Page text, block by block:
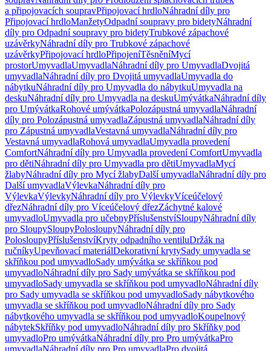
a připojovacích soupravPřipojovací hrdloNáhradní díly pro
Připojovací hrdloManžetyOdpadní soupravy pro bidetyNáhradní
díly pro Odpadní soupravy pro bidetyTrubkové zápachové
uzávěrkyNáhradní díly pro Trubkové zápachové
uzávěrkyPřipojovací hrdloPřipojeníTěsněníMycí
prostorUmyvadlaUmyvadlaNáhradní díly pro UmyvadlaDvojitá
umyvadlaNáhradní díly pro Dvojitá umyvadlaUmyvadla do
nábytkuNáhradní díly pro Umyvadla do nábytkuUmyvadla na
deskuNáhradní díly pro Umyvadla na deskuUmývátkaNáhradní díly
pro UmývátkaRohové umývátkaPolozápustná umyvadlaNáhradní
díly pro Polozápustná umyvadlaZápustná umyvadlaNáhradní díly
pro Zápustná umyvadlaVestavná umyvadlaNáhradní díly pro
Vestavná umyvadlaRohová umyvadlaUmyvadla provedení
ComfortNáhradní díly pro Umyvadla provedení ComfortUmyvadla
pro dětiNáhradní díly pro Umyvadla pro dětiUmyvadlaMycí
žlabyNáhradní díly pro Mycí žlabyDalší umyvadlaNáhradní díly pro
Další umyvadlaVýlevkaNáhradní díly pro
VýlevkaVýlevkyNáhradní díly pro VýlevkyVíceúčelový
dřezNáhradní díly pro Víceúčelový dřezZáchytné kalové
umyvadloUmyvadla pro učebnyPříslušenstvíSloupyNáhradní díly
pro SloupySloupyPolosloupyNáhradní díly pro
PolosloupyPříslušenstvíKryty odpadního ventiluDržák na
ručníkyUpevňovací materiálDekorativní krytySady umyvadla se
skříňkou pod umyvadloSady umývátka se skříňkou pod
umyvadloNáhradní díly pro Sady umývátka se skříňkou pod
umyvadloSady umyvadla se skříňkou pod umyvadloNáhradní díly
pro Sady umyvadla se skříňkou pod umyvadloSady nábytkového
umyvadla se skříňkou pod umyvadloNáhradní díly pro Sady
nábytkového umyvadla se skříňkou pod umyvadloKoupelnový
nábytekSkříňky pod umyvadloNáhradní díly pro Skříňky pod
umyvadloPro umývátkaNáhradní díly pro Pro umývátkaPro
umyvadlaNáhradní díly pro Pro umyvadlaPro dvojitá